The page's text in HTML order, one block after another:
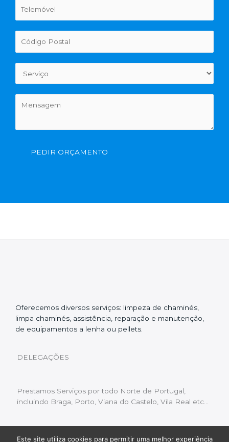
PEDIR ORÇAMENTO
Oferecemos diversos serviços: limpeza de chaminés,
limpa chaminés, assistência, reparação e manutenção,
de equipamentos a lenha ou pellets.
DELEGAÇÕES
Prestamos Serviços por todo Norte de Portugal,
incluindo Braga, Porto, Viana do Castelo, Vila Real etc…
Este site utiliza cookies para permitir uma melhor experiência